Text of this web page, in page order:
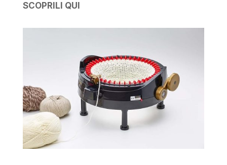
SCOPRILI QUI